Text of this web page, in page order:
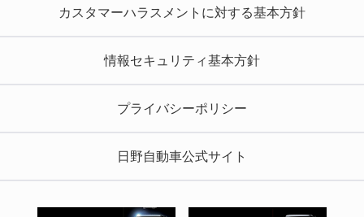
カスタマーハラスメントに対する基本方針
情報セキュリティ基本方針
プライバシーポリシー
日野自動車公式サイト